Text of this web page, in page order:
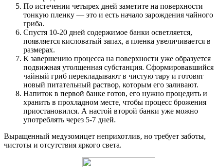
По истечении четырех дней заметите на поверхности
тонкую пленку — это и есть начало зарождения чайного
гриба.
Спустя 10-20 дней содержимое банки осветляется,
появляется кисловатый запах, а пленка увеличивается в
размерах.
К завершению процесса на поверхности уже образуется
подвижная утолщенная субстанция. Сформировавшийся
чайный гриб перекладывают в чистую тару и готовят
новый питательный раствор, которым его заливают.
Напиток в первой банке готов, его нужно процедить и
хранить в прохладном месте, чтобы процесс брожения
приостановился. А настой второй банки уже можно
употреблять через 5-7 дней.
Выращенный медузомицет неприхотлив, но требует заботы,
чистоты и отсутствия яркого света.